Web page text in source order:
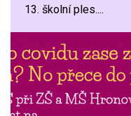
13. školní ples....